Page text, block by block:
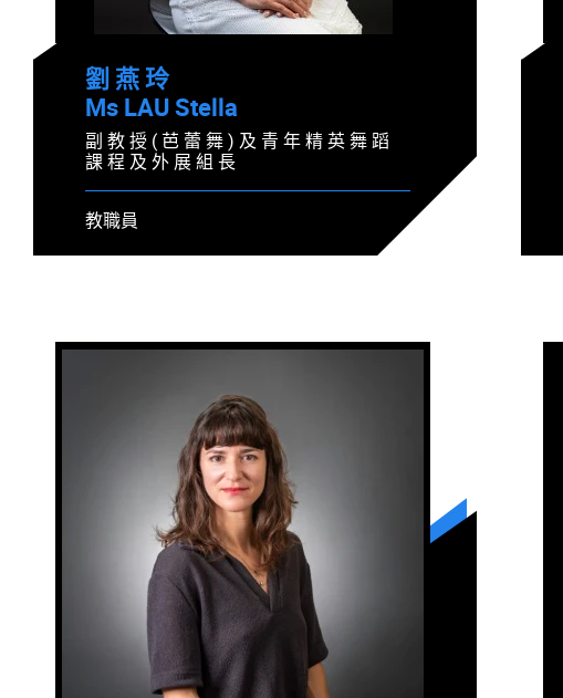
劉 燕 玲
Ms LAU Stella
副 教 授 ( 芭 蕾 舞 ) 及 青 年 精 英 舞 蹈
課 程 及 外 展 組 長
教職員